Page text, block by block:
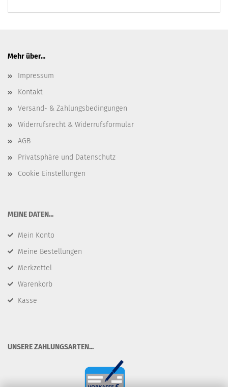
Mehr über...
Impressum
Kontakt
Versand- & Zahlungsbedingungen
Widerrufsrecht & Widerrufsformular
AGB
Privatsphäre und Datenschutz
Cookie Einstellungen
​MEINE DATEN...
Mein Konto
Meine Bestellungen
Merkzettel
Warenkorb
Kasse
​UNSERE ZAHLUNGSARTEN...